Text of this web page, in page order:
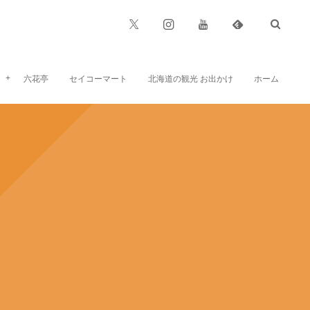
六花亭 セイコーマート 北海道の観光 お出かけ ホーム